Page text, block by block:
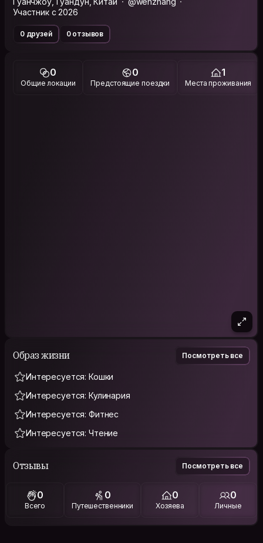
Участник с 2026
0 друзей 0 отзывов
0
Общие локации
0
Предстоящие поездки
1
Места проживания
Образ жизни Посмотреть все
Интересуется: Кошки
Интересуется: Кулинария
Интересуется: Фитнес
Интересуется: Чтение
Отзывы Посмотреть все
0
Всего
0
Путешественники
0
Хозяева
0
Личные